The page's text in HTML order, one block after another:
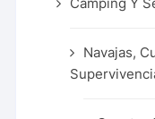
Navajas,